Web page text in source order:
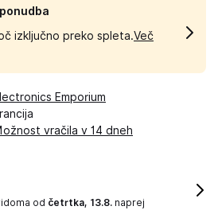
izključno preko spleta.Več
Emporium
vračila v 14 dneh
od četrtka, 13.8. naprej